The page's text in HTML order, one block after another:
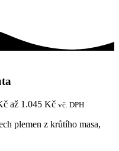
až 1.045 Kč vč. DPH
plemen z krůtího masa,